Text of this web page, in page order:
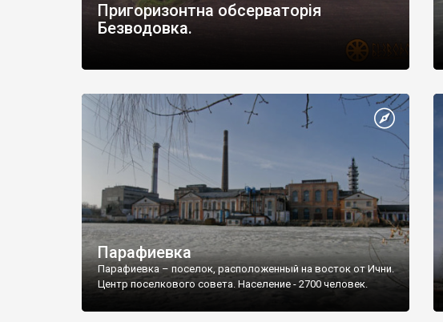
Пригоризонтна обсерваторія
Безводовка.
Парафиевка
Парафиевка – поселок, расположенный на восток от Ични.
Центр поселкового совета. Население - 2700 человек.